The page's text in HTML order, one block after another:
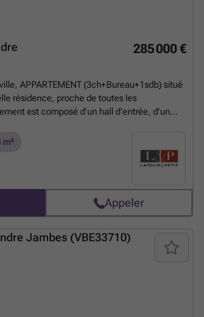
285 000 €
APPARTEMENT (3ch+Bureau+1sdb) situé
résidence, proche de toutes les
est composé d’un hall d’entrée, d’un
d’un espace bureau, de trois chambre et une
compte également un grenier, une cave
le prix. Système de chauffage collectif au gaz
PEB C 133 kWh/m².an - 31.967
A découvrir chez L&P au ### !
m²
Appeler